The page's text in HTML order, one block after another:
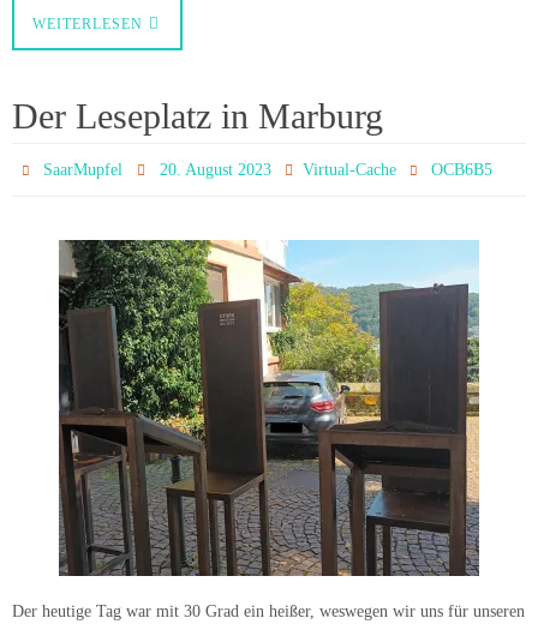
WEITERLESEN
Der Leseplatz in Marburg
SaarMupfel 20. August 2023 Virtual-Cache OCB6B5
Der heutige Tag war mit 30 Grad ein heißer, weswegen wir uns für unseren